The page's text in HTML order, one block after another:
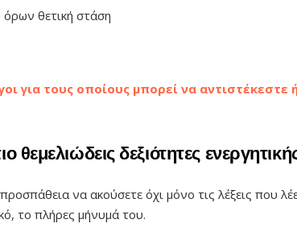
όρων θετική στάση
για τους οποίους μπορεί να
θεμελιώδεις δεξιότητες
να ακούσετε όχι μόνο τις λέξεις που
το πλήρες μήνυμά του.